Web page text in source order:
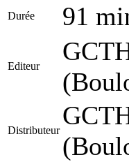
Durée 91
Editeur
Distributeur